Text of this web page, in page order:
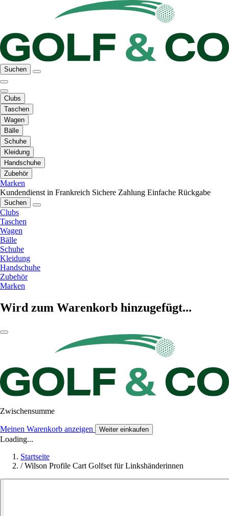
Suchen
Clubs
Taschen
Wagen
Bälle
Schuhe
Kleidung
Handschuhe
Zubehör
Marken
Kundendienst in Frankreich Sichere Zahlung Einfache Rückgabe
Suchen
Clubs
Taschen
Wagen
Bälle
Schuhe
Kleidung
Handschuhe
Zubehör
Marken
Wird zum Warenkorb hinzugefügt...
Zwischensumme
Meinen Warenkorb anzeigen Weiter einkaufen
Loading...
Startseite
/ Wilson Profile Cart Golfset für Linkshänderinnen